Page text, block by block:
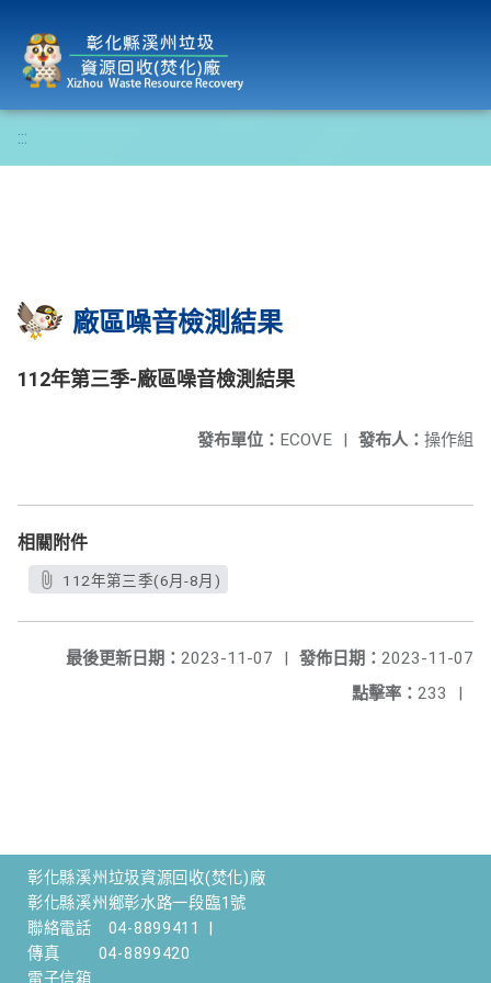
:::
廠區噪音檢測結果
112年第三季-廠區噪音檢測結果
發布人： 操作組
發布單位： ECOVE |
相關附件
112年第三季(6月-8月)
發佈日期： 2023-11-07
最後更新日期： 2023-11-07
|
點擊率： 233 |
彰化縣溪州垃圾資源回收(焚化)廠
彰化縣溪州鄉彰水路一段臨1號
聯絡電話
04-8899411
傳真
04-8899420
電子信箱